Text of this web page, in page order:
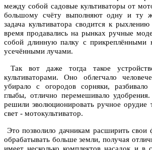
между собой садовые культиваторы от
большому счёту выполняют одну и ту
задача культиватора сводится к
время продавались на рынках ручные
собой длинную палку с прикреплёнными
усечёнными лучами.
Так вот даже тогда такое
культиваторами. Оно облегчало
убирало с огородов сорняки,
глыбы, отлично перемешивало
решили эволюционировать ручное орудие
свет - мотокультиватор.
Это позволило дачникам расширить свои
обрабатывать больше земли, получая